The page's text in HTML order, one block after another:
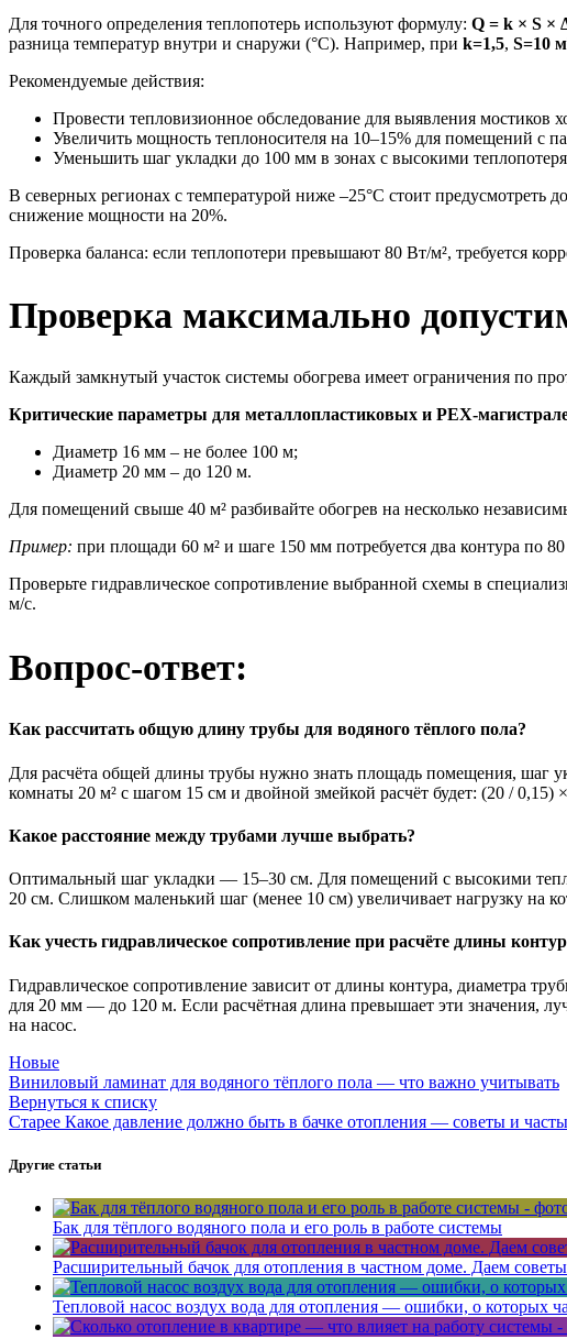
Для точного определения теплопотерь используют формулу: Q = k × S ×
разница температур внутри и снаружи (°C). Например, при k=1,5, S=10
Рекомендуемые действия:
Провести тепловизионное обследование для выявления мостиков
Увеличить мощность теплоносителя на 10–15% для помещений с
Уменьшить шаг укладки до 100 мм в зонах с высокими
В северных регионах с температурой ниже –25°C стоит
снижение мощности на 20%.
Проверка баланса: если теплопотери превышают 80 Вт/м², требуется
Проверка максимально
Каждый замкнутый участок системы обогрева имеет ограничения по
Критические параметры для металлопластиковых и PEX-
Диаметр 16 мм – не более 100 м;
Диаметр 20 мм – до 120 м.
Для помещений свыше 40 м² разбивайте обогрев на несколько
Пример: при площади 60 м² и шаге 150 мм потребуется два контура по
Проверьте гидравлическое сопротивление выбранной схемы в
м/с.
Вопрос-ответ:
Как рассчитать общую длину трубы для водяного тёплого пола?
Для расчёта общей длины трубы нужно знать площадь помещения, шаг
комнаты 20 м² с шагом 15 см и двойной змейкой расчёт будет: (20 /
Какое расстояние между трубами лучше выбрать?
Оптимальный шаг укладки — 15–30 см. Для помещений с высокими
20 см. Слишком маленький шаг (менее 10 см) увеличивает нагрузку на
Как учесть гидравлическое сопротивление при расчёте длины
Гидравлическое сопротивление зависит от длины контура, диаметра
для 20 мм — до 120 м. Если расчётная длина превышает эти значения,
на насос.
Новые
Виниловый ламинат для водяного тёплого пола — что важно учитывать
Вернуться к списку
Старее Какое давление должно быть в бачке отопления — советы и
Другие статьи
Бак для тёплого водяного пола и его роль в работе системы
Расширительный бачок для отопления в частном доме. Даем
Тепловой насос воздух вода для отопления — ошибки, о которых